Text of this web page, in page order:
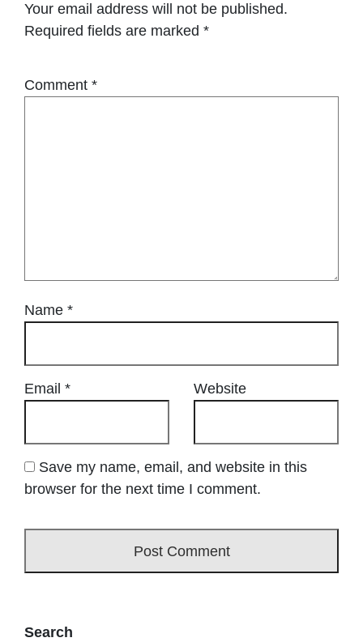
Your email address will not be published.
Required fields are marked *
Comment *
Name *
Email * Website
Save my name, email, and website in this
browser for the next time I comment.
Search